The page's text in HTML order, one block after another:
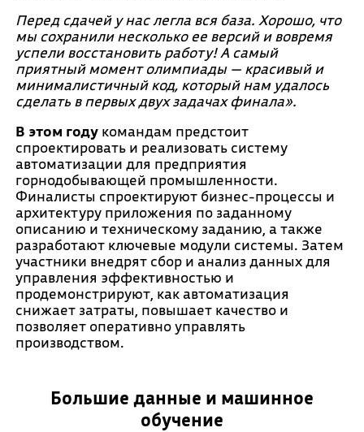
Перед сдачей у нас легла вся база. Хорошо, что
мы сохранили несколько ее версий и вовремя
успели восстановить работу! А самый
приятный момент олимпиады — красивый и
минималистичный код, который нам удалось
сделать в первых двух задачах финала».
В этом годукомандам предстоит
спроектировать и реализовать систему
автоматизации для предприятия
горнодобывающей промышленности.
Финалисты спроектируют бизнес-процессы и
архитектуру приложения по заданному
описанию и техническому заданию, а также
разработают ключевые модули системы. Затем
участники внедрят сбор и анализ данных для
управления эффективностью и
продемонстрируют, как автоматизация
снижает затраты, повышает качество и
позволяет оперативно управлять
производством.
Большие данные и машинное
обучение